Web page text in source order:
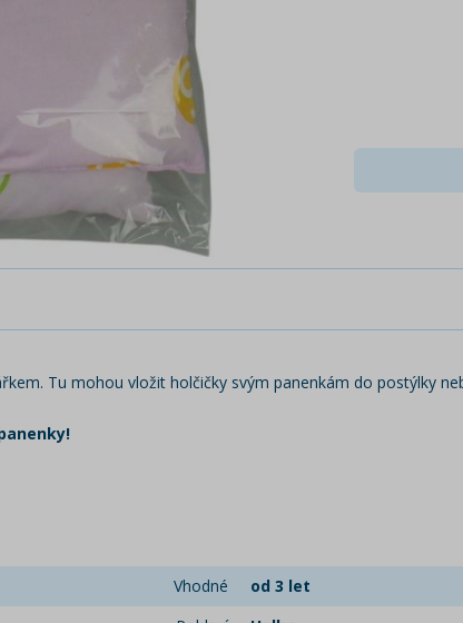
Tu mohou vložit holčičky svým panenkám do postýlky
Vhodné
od 3 let